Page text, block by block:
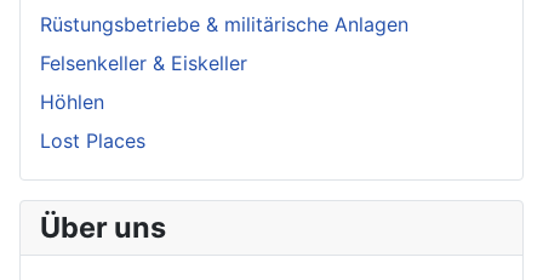
Rüstungsbetriebe & militärische Anlagen
Felsenkeller & Eiskeller
Höhlen
Lost Places
Über uns